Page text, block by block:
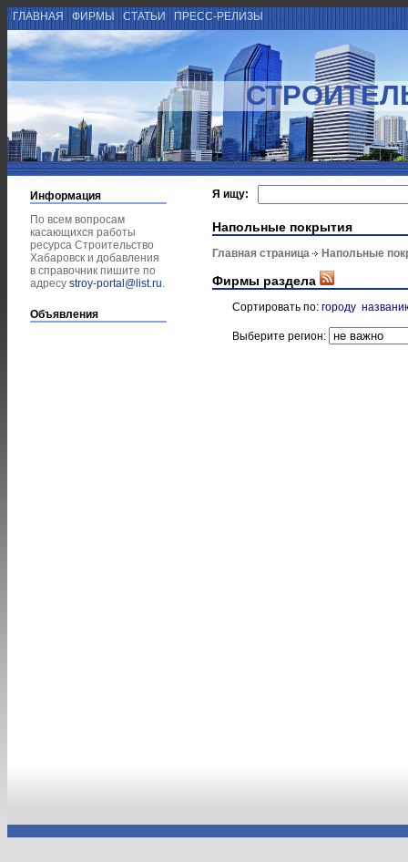
ГЛАВНАЯ ФИРМЫ СТАТЬИ ПРЕСС-РЕЛИЗЫ
Информация
По всем вопросам
касающихся работы
ресурса Строительство
Хабаровск и добавления
в справочник пишите по
адресу stroy-portal@list.ru.
Объявления
Я ищу:
Напольные покрытия
Главная страница Напольные
Фирмы раздела
Сортировать по: городу
Выберите регион: